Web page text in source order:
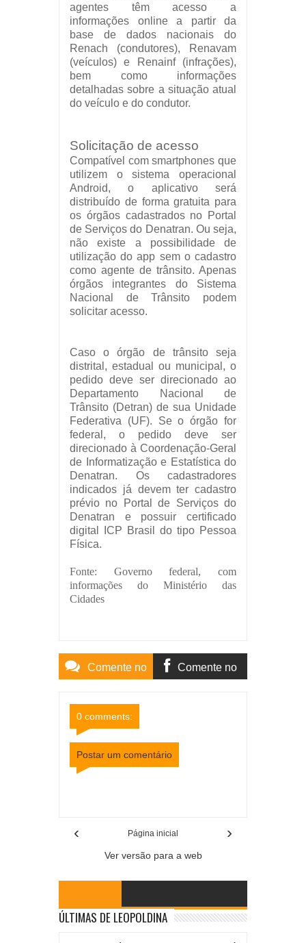
agentes têm acesso a
informações online a partir da
base de dados nacionais do
Renach (condutores), Renavam
(veículos) e Renainf (infrações),
bem como informações
detalhadas sobre a situação atual
do veículo e do condutor.
Solicitação de acesso
Compatível com smartphones que
utilizem o sistema operacional
Android, o aplicativo será
distribuído de forma gratuita para
os órgãos cadastrados no Portal
de Serviços do Denatran. Ou seja,
não existe a possibilidade de
utilização do app sem o cadastro
como agente de trânsito. Apenas
órgãos integrantes do Sistema
Nacional de Trânsito podem
solicitar acesso.
Caso o órgão de trânsito seja
distrital, estadual ou municipal, o
pedido deve ser direcionado ao
Departamento Nacional de
Trânsito (Detran) de sua Unidade
Federativa (UF). Se o órgão for
federal, o pedido deve ser
direcionado à Coordenação-Geral
de Informatização e Estatística do
Denatran. Os cadastradores
indicados já devem ter cadastro
prévio no Portal de Serviços do
Denatran e possuir certificado
digital ICP Brasil do tipo Pessoa
Física.
Fonte: Governo federal, com
informações do Ministério das
Cidades
Comente no Comente no
0 comments:
Postar um comentário
‹ ›
Página inicial
Ver versão para a web
ÚLTIMAS DE LEOPOLDINA